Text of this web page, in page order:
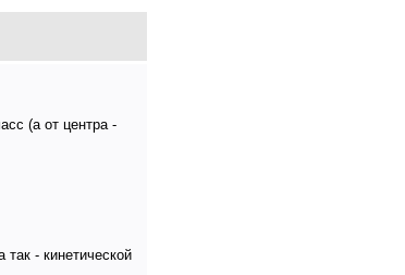
(а от центра -
- кинетической